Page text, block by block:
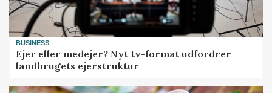
BUSINESS
Ejer eller medejer? Nyt tv-format udfordrer
landbrugets ejerstruktur